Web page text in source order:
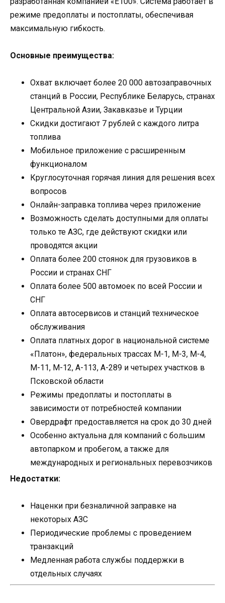
режиме предоплаты и постоплаты, обеспечивая
максимальную гибкость.
Основные преимущества:
Охват включает более 20 000 автозаправочных
станций в России, Республике Беларусь, странах
Центральной Азии, Закавказье и Турции
Скидки достигают 7 рублей с каждого литра
топлива
Мобильное приложение с расширенным
функционалом
Круглосуточная горячая линия для решения всех
вопросов
Онлайн-заправка топлива через приложение
Возможность сделать доступными для оплаты
только те АЗС, где действуют скидки или
проводятся акции
Оплата более 200 стоянок для грузовиков в
России и странах СНГ
Оплата более 500 автомоек по всей России и
СНГ
Оплата автосервисов и станций техническое
обслуживания
Оплата платных дорог в национальной системе
«Платон», федеральных трассах М-1, М-3, М-4,
М-11, М-12, А-113, А-289 и четырех участков в
Псковской области
Режимы предоплаты и постоплаты в
зависимости от потребностей компании
Овердрафт предоставляется на срок до 30 дней
Особенно актуальна для компаний с большим
автопарком и пробегом, а также для
международных и региональных перевозчиков
Недостатки:
Наценки при безналичной заправке на
некоторых АЗС
Периодические проблемы с проведением
транзакций
Медленная работа службы поддержки в
отдельных случаях